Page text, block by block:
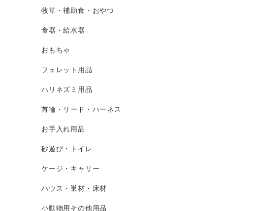
牧草・補助食・おやつ
食器・給水器
おもちゃ
フェレット用品
ハリネズミ用品
首輪・リード・ハーネス
お手入れ用品
砂遊び・トイレ
ケージ・キャリー
ハウス・巣材・床材
小動物用その他用品